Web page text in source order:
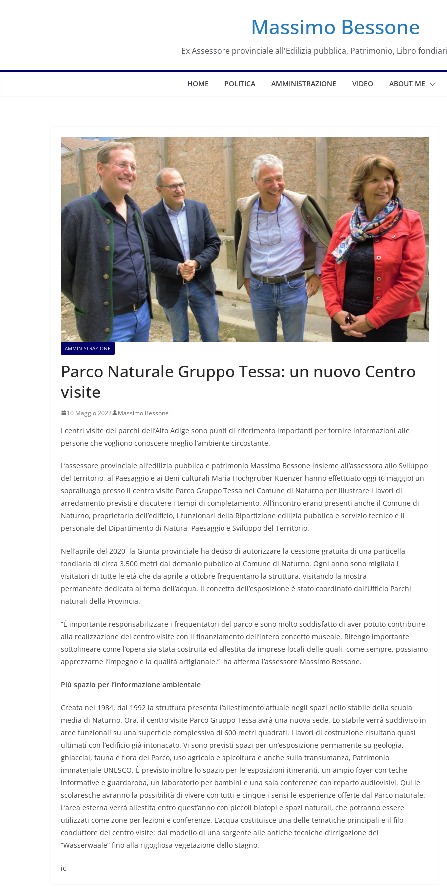
Massimo Bessone
Ex Assessore provinciale all'Edilizia pubblica, Patrimonio, Libro
HOME POLITICA AMMINISTRAZIONE VIDEO ABOUT ME
AMMINISTRAZIONE
Parco Naturale Gruppo Tessa: un nuovo Centro
visite
10 Maggio 2022 Massimo Bessone
I centri visite dei parchi dell’Alto Adige sono punti di riferimento importanti per fornire informazioni alle
persone che vogliono conoscere meglio l’ambiente circostante.
L’assessore provinciale all’edilizia pubblica e patrimonio Massimo Bessone insieme all’assessora allo Sviluppo
del territorio, al Paesaggio e ai Beni culturali Maria Hochgruber Kuenzer hanno effettuato oggi (6 maggio) un
sopralluogo presso il centro visite Parco Gruppo Tessa nel Comune di Naturno per illustrare i lavori di
arredamento previsti e discutere i tempi di completamento. All’incontro erano presenti anche il Comune di
Naturno, proprietario dell’edificio, i funzionari della Ripartizione edilizia pubblica e servizio tecnico e il
personale del Dipartimento di Natura, Paesaggio e Sviluppo del Territorio.
Nell’aprile del 2020, la Giunta provinciale ha deciso di autorizzare la cessione gratuita di una particella
fondiaria di circa 3.500 metri dal demanio pubblico al Comune di Naturno. Ogni anno sono migliaia i
visitatori di tutte le età che da aprile a ottobre frequentano la struttura, visitando la mostra
permanente dedicata al tema dell’acqua. Il concetto dell’esposizione è stato coordinato dall’Ufficio Parchi
naturali della Provincia.
“É importante responsabilizzare i frequentatori del parco e sono molto soddisfatto di aver potuto contribuire
alla realizzazione del centro visite con il finanziamento dell’intero concetto museale. Ritengo importante
sottolineare come l’opera sia stata costruita ed allestita da imprese locali delle quali, come sempre, possiamo
apprezzarne l’impegno e la qualità artigianale.” ha afferma l’assessore Massimo Bessone.
Più spazio per l’informazione ambientale
Creata nel 1984, dal 1992 la struttura presenta l’allestimento attuale negli spazi nello stabile della scuola
media di Naturno. Ora, il centro visite Parco Gruppo Tessa avrà una nuova sede. Lo stabile verrà suddiviso in
aree funzionali su una superficie complessiva di 600 metri quadrati. I lavori di costruzione risultano quasi
ultimati con l’edificio già intonacato. Vi sono previsti spazi per un’esposizione permanente su geologia,
ghiacciai, fauna e flora del Parco, uso agricolo e apicoltura e anche sulla transumanza, Patrimonio
immateriale UNESCO. È previsto inoltre lo spazio per le esposizioni itineranti, un ampio foyer con teche
informative e guardaroba, un laboratorio per bambini e una sala conferenze con reparto audiovisivi. Qui le
scolaresche avranno la possibilità di vivere con tutti e cinque i sensi le esperienze offerte dal Parco naturale.
L’area esterna verrà allestita entro quest’anno con piccoli biotopi e spazi naturali, che potranno essere
utilizzati come zone per lezioni e conferenze. L’acqua costituisce una delle tematiche principali e il filo
conduttore del centro visite: dal modello di una sorgente alle antiche tecniche d’irrigazione dei
“Wasserwaale” fino alla rigogliosa vegetazione dello stagno.
ic